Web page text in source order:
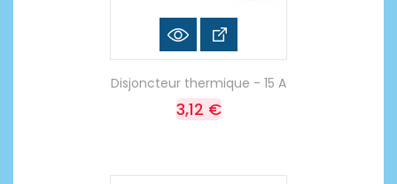
Disjoncteur thermique - 15 A
3,12 €